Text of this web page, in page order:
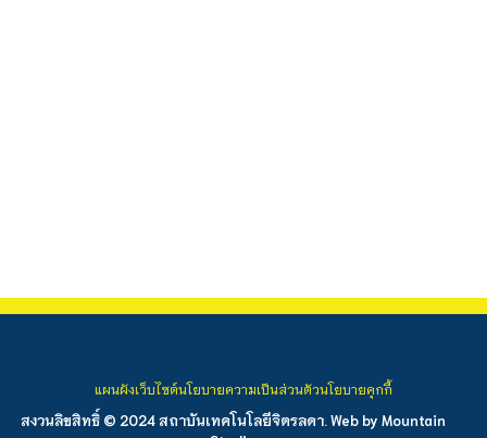
สงวนลิขสิทธิ์ © 2024 สถาบันเทคโนโลยีจิตรลดา. Web by Mountain
แผนผังเว็บไซต์นโยบายความเป็นส่วนตัวนโยบายคุกกี้